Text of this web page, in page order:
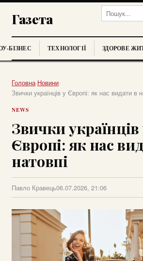
Газета
БІЗНЕС ТЕХНОЛОГІЇ ЗДОРОВЕ
Головна›Новини›
Звички українців у Європі: як нас видати в
NEWS
Звички українців
Європі: як нас
натовпі
Павло Кравець06.07.2026, 21:06